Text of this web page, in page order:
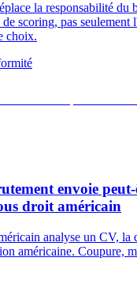
la responsabilité du
scoring, pas seulement
choix.
envoie
droit américain
analyse un CV, la
américaine. Coupure,